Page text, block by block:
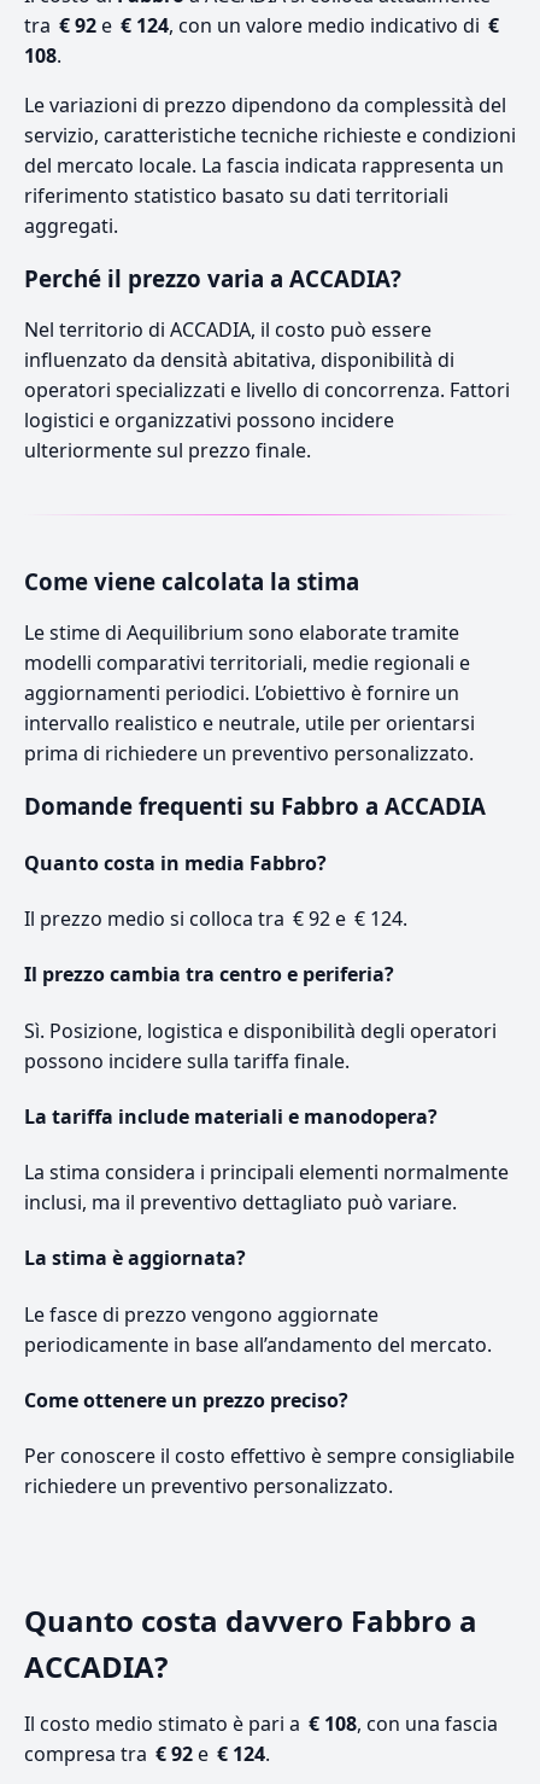
tra € 92e € 124, con un valore medio indicativo di €
108.
Le variazioni di prezzo dipendono da complessità del
servizio, caratteristiche tecniche richieste e condizioni
del mercato locale. La fascia indicata rappresenta un
riferimento statistico basato su dati territoriali
aggregati.
Perché il prezzo varia a ACCADIA?
Nel territorio di ACCADIA, il costo può essere
influenzato da densità abitativa, disponibilità di
operatori specializzati e livello di concorrenza. Fattori
logistici e organizzativi possono incidere
ulteriormente sul prezzo finale.
Come viene calcolata la stima
Le stime di Aequilibrium sono elaborate tramite
modelli comparativi territoriali, medie regionali e
aggiornamenti periodici. L’obiettivo è fornire un
intervallo realistico e neutrale, utile per orientarsi
prima di richiedere un preventivo personalizzato.
Domande frequenti su Fabbro a ACCADIA
Quanto costa in media Fabbro?
Il prezzo medio si colloca tra € 92 e € 124.
Il prezzo cambia tra centro e periferia?
Sì. Posizione, logistica e disponibilità degli operatori
possono incidere sulla tariffa finale.
La tariffa include materiali e manodopera?
La stima considera i principali elementi normalmente
inclusi, ma il preventivo dettagliato può variare.
La stima è aggiornata?
Le fasce di prezzo vengono aggiornate
periodicamente in base all’andamento del mercato.
Come ottenere un prezzo preciso?
Per conoscere il costo effettivo è sempre consigliabile
richiedere un preventivo personalizzato.
Quanto costa davvero Fabbro a
ACCADIA?
Il costo medio stimato è pari a € 108, con una fascia
compresa tra € 92e € 124.